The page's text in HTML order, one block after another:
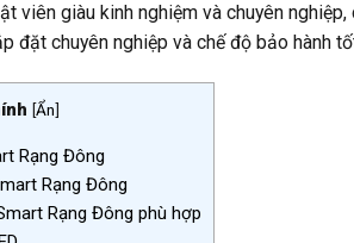
viên giàu kinh nghiệm và chuyên
đặt chuyên nghiệp và chế độ bảo hành
[Ẩn]
Rạng Đông
Rạng Đông
Rạng Đông phù hợp